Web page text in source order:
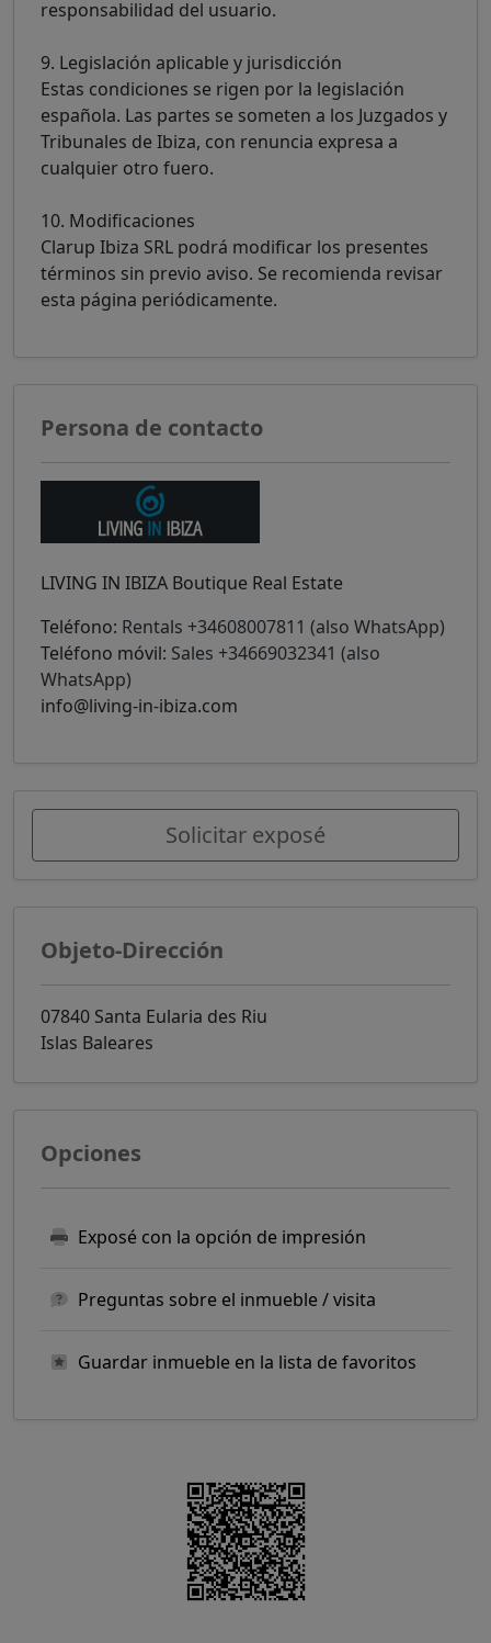
responsabilidad del usuario.
9. Legislación aplicable y jurisdicción
Estas condiciones se rigen por la legislación
española. Las partes se someten a los Juzgados y
Tribunales de Ibiza, con renuncia expresa a
cualquier otro fuero.
10. Modificaciones
Clarup Ibiza SRL podrá modificar los presentes
términos sin previo aviso. Se recomienda revisar
esta página periódicamente.
Persona de contacto
LIVING IN IBIZA Boutique Real Estate
Teléfono: Rentals +34608007811 (also WhatsApp)
Teléfono móvil: Sales +34669032341 (also
WhatsApp)
info@living-in-ibiza.com
Solicitar exposé
Objeto-Dirección
07840 Santa Eularia des Riu
Islas Baleares
Opciones
Exposé con la opción de impresión
Preguntas sobre el inmueble / visita
Guardar inmueble en la lista de favoritos